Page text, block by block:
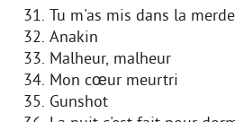
31. Tu m'as mis dans la merde
32. Anakin
33. Malheur, malheur
34. Mon cœur meurtri
35. Gunshot